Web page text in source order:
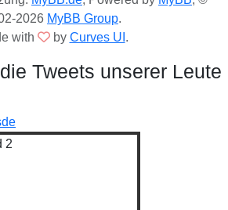
2026 MyBB Group.
with
by Curves UI .
Tweets unserer Leute